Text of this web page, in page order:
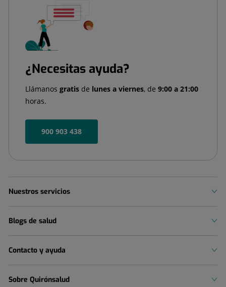
¿Necesitas ayuda?
Llámanos gratis de lunes a viernes, de 9:00 a 21:00
horas.
900 903 438
Nuestros servicios
Blogs de salud
Contacto y ayuda
Sobre Quirónsalud